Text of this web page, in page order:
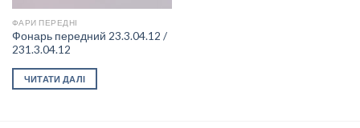
ФАРИ ПЕРЕДНІ
Фонарь передний 23.3.04.12 /
231.3.04.12
ЧИТАТИ ДАЛІ